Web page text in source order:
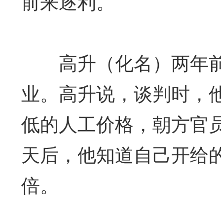
高升（化名）两年
业。高升说，谈判时，
低的人工价格，朝方官
天后，他知道自己开给
倍。